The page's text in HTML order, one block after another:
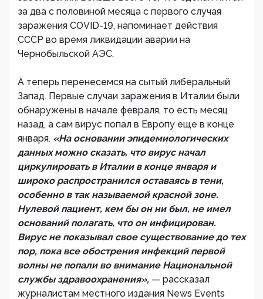
за два с половиной месяца с первого случая
заражения COVID-19, напоминает действия
СССР во время ликвидации аварии на
Чернобыльской АЭС.
А теперь перенесемся на сытый либеральный
Запад. Первые случаи заражения в Италии были
обнаружены в начале февраля, то есть месяц
назад, а сам вирус попал в Европу еще в конце
января. «На основании эпидемиологических
данных можно сказать, что вирус начал
циркулировать в Италии в конце января и
широко распространился оставаясь в тени,
особенно в так называемой красной зоне.
Нулевой пациент, кем бы он ни был, не имел
оснований полагать, что он инфицирован.
Вирус не показывал свое существование до тех
пор, пока все обострения инфекций первой
волны не попали во внимание Национальной
службы здравоохранения», — рассказал
журналистам местного издания News Events